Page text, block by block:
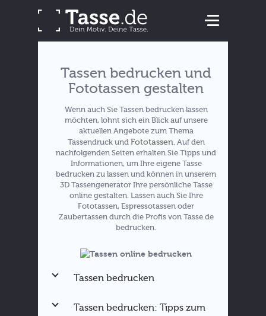
Tassen bedrucken und
Fototassen gestalten
Wenn auch Sie Tassen bedrucken lassen
möchten, lohnt sich ein Blick auf unsere
aktuellen Angebote zum Thema
Tassendruck und Fototassen. Auf den
nachfolgenden Seiten erhalten Sie Tipps und
Informationen, um Ihre eigene Tasse
bedrucken zu lassen und können in unserem
3D Tassengenerator Ihre persönliche Tasse
online gestalten. Lassen auch Sie Ihre
Fototassen, Espressotassen oder
Zaubertassen durch die Profis von Tasse.de
bedrucken.
Tassen bedrucken
Tassen bedrucken: Tipps zum